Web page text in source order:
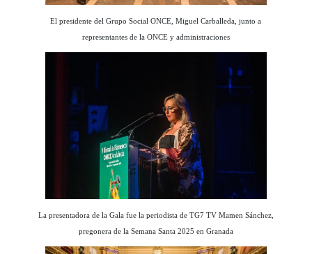
El presidente del Grupo Social ONCE, Miguel Carballeda, junto a
representantes de la ONCE y administraciones
La presentadora de la Gala fue la periodista de TG7 TV Mamen Sánchez,
pregonera de la Semana Santa 2025 en Granada